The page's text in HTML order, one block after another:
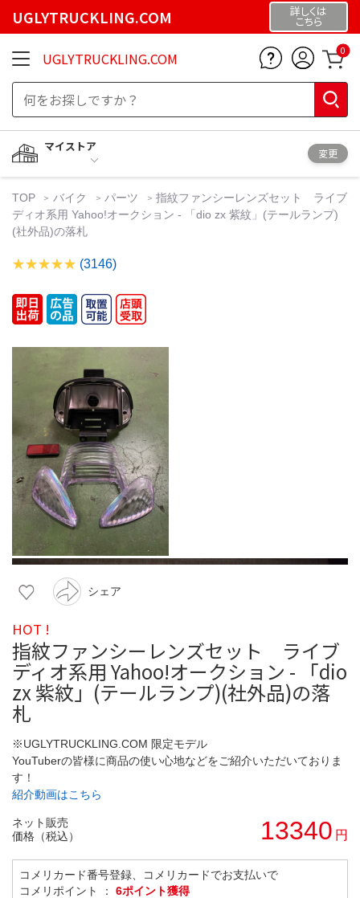
UGLYTRUCKLING.COM 詳しくは
こちら
UGLYTRUCKLING.COM 0
マイストア
変更
TOP バイク パーツ
指紋ファンシーレンズセット ライブ
ディオ系用 Yahoo!オークション - 「dio zx 紫紋」(テールランプ)
(社外品)の落札
(3146)
シェア
HOT !
指紋ファンシーレンズセット ライブ
ディオ系用 Yahoo!オークション - 「dio
zx 紫紋」(テールランプ)(社外品)の落
札
※UGLYTRUCKLING.COM 限定モデル
YouTuberの皆様に商品の使い心地などをご紹介いただいておりま
す！
紹介動画はこちら
ネット販売
価格（税込）
13340 円
コメリカード番号登録、コメリカードでお支払いで
コメリポイント ： 6ポイント獲得